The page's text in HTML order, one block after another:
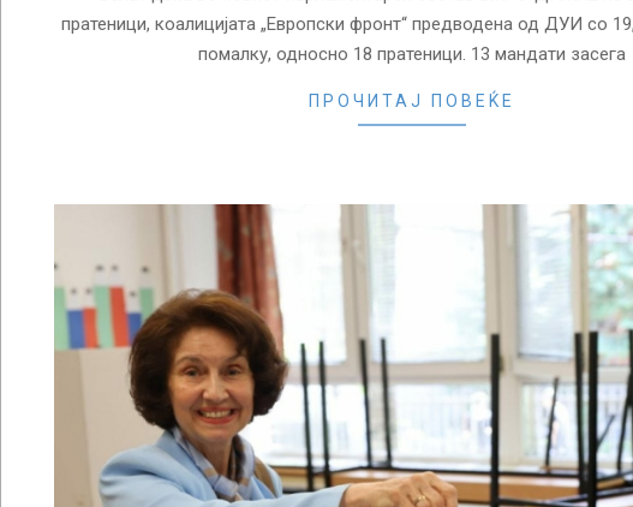
пратеници, коалицијата „Европски фронт“ предводена од ДУИ со
помалку, односно 18 пратеници. 13 мандати засега
ПРОЧИТАЈ ПОВЕЌЕ